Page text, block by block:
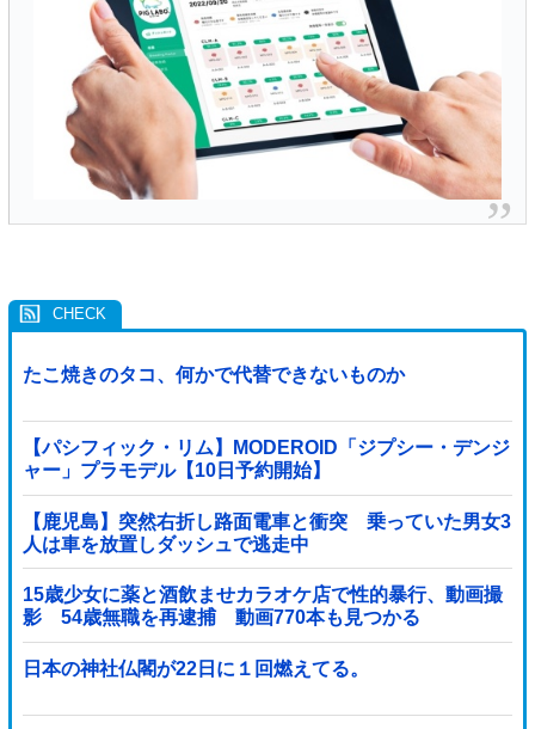
たこ焼きのタコ、何かで代替できないものか
【パシフィック・リム】MODEROID「ジプシー・デンジ
ャー」プラモデル【10日予約開始】
【鹿児島】突然右折し路面電車と衝突 乗っていた男女3
人は車を放置しダッシュで逃走中
15歳少女に薬と酒飲ませカラオケ店で性的暴行、動画撮
影 54歳無職を再逮捕 動画770本も見つかる
日本の神社仏閣が22日に１回燃えてる。